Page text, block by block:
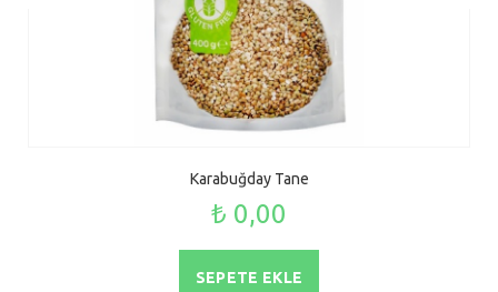
Karabuğday Tane
₺ 0,00
SEPETE EKLE